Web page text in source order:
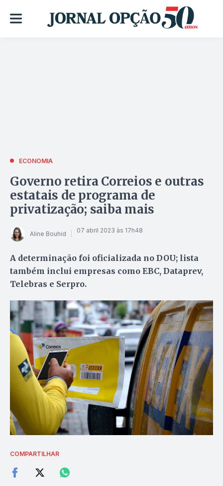
ECONOMIA
Governo retira Correios e outras
estatais de programa de
privatização; saiba mais
Aline Bouhid 07 abril 2023 às 17h48
A determinação foi oficializada no DOU; lista
também inclui empresas como EBC, Dataprev,
Telebras e Serpro.
COMPARTILHAR